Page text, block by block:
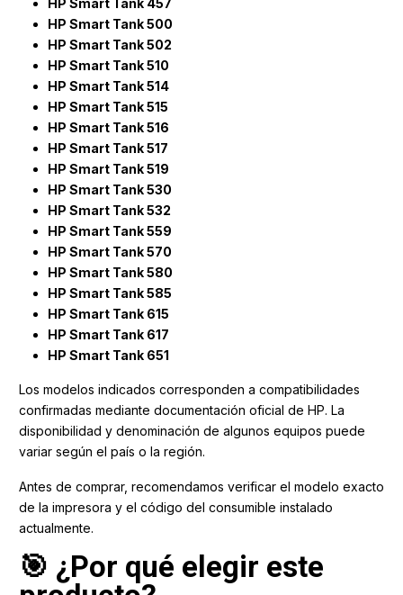
HP Smart Tank 500
HP Smart Tank 502
HP Smart Tank 510
HP Smart Tank 514
HP Smart Tank 515
HP Smart Tank 516
HP Smart Tank 517
HP Smart Tank 519
HP Smart Tank 530
HP Smart Tank 532
HP Smart Tank 559
HP Smart Tank 570
HP Smart Tank 580
HP Smart Tank 585
HP Smart Tank 615
HP Smart Tank 617
HP Smart Tank 651
Los modelos indicados corresponden a compatibilidades
confirmadas mediante documentación oficial de HP. La
disponibilidad y denominación de algunos equipos puede
variar según el país o la región.
Antes de comprar, recomendamos verificar el modelo exacto
de la impresora y el código del consumible instalado
actualmente.
🎯 ¿Por qué elegir este